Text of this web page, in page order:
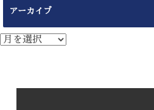
アーカイブ
ア
ー